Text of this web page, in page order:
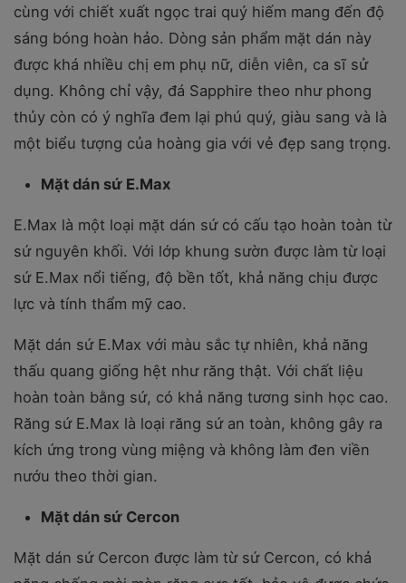
cùng với chiết xuất ngọc trai quý hiếm mang đến độ
sáng bóng hoàn hảo. Dòng sản phẩm mặt dán này
được khá nhiều chị em phụ nữ, diễn viên, ca sĩ sử
dụng. Không chỉ vậy, đá Sapphire theo như phong
thủy còn có ý nghĩa đem lại phú quý, giàu sang và là
một biểu tượng của hoàng gia với vẻ đẹp sang trọng.
Mặt dán sứ E.Max
E.Max là một loại mặt dán sứ có cấu tạo hoàn toàn từ
sứ nguyên khối. Với lớp khung sườn được làm từ loại
sứ E.Max nổi tiếng, độ bền tốt, khả năng chịu được
lực và tính thẩm mỹ cao.
Mặt dán sứ E.Max với màu sắc tự nhiên, khả năng
thấu quang giống hệt như răng thật. Với chất liệu
hoàn toàn bằng sứ, có khả năng tương sinh học cao.
Răng sứ E.Max là loại răng sứ an toàn, không gây ra
kích ứng trong vùng miệng và không làm đen viền
nướu theo thời gian.
Mặt dán sứ Cercon
Mặt dán sứ Cercon được làm từ sứ Cercon, có khả